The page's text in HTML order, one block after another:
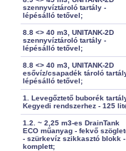
szennyvíztároló tartály -
lépésálló tetővel;
8.8 <> 40 m3, UNITANK-2D
szennyvíztároló tartály -
lépésálló tetővel;
8.8 <> 40 m3, UNITANK-2D
esővíz/csapadék tároló
lépésálló tetővel;
1. Levegőztető buborék
Kegyedi rendszerhez - 125
1.2. ~ 2,25 m3-es DrainTank
ECO műanyag - fekvő
- szürkevíz szikkasztó blokk -
komplett;